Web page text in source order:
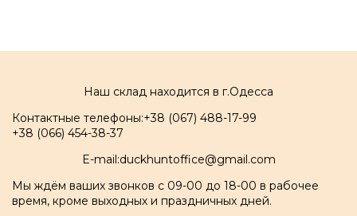
Наш склад находится в г.Одесса
Контактные телефоны:+38 (067) 488-17-99
+38 (066) 454-38-37
E-mail:duckhuntoffice@gmail.com
Мы ждём ваших звонков с 09-00 до 18-00 в рабочее
время, кроме выходных и праздничных дней.